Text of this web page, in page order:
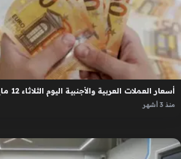
أسعار العملات العربية والأجنبية اليوم الثلاثاء 12 مايو 2026
منذ 3 أشهر